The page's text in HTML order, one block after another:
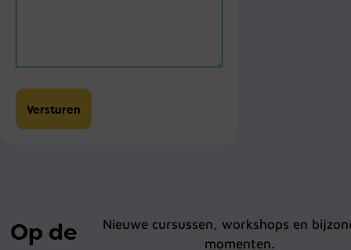
Op de
Nieuwe cursussen, workshops en
momenten.